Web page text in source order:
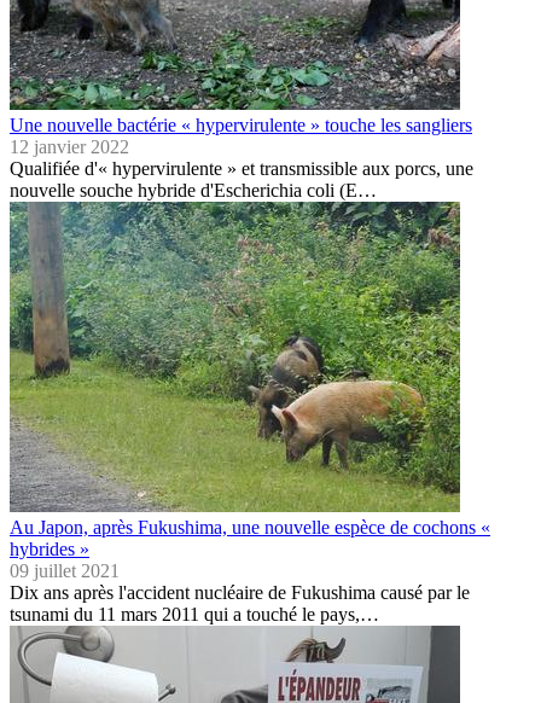
Une nouvelle bactérie « hypervirulente » touche les sangliers
12 janvier 2022
Qualifiée d'« hypervirulente » et transmissible aux porcs, une
nouvelle souche hybride d'Escherichia coli (E…
Au Japon, après Fukushima, une nouvelle espèce de cochons «
hybrides »
09 juillet 2021
Dix ans après l'accident nucléaire de Fukushima causé par le
tsunami du 11 mars 2011 qui a touché le pays,…